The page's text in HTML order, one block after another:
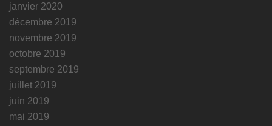
janvier 2020
décembre 2019
novembre 2019
octobre 2019
septembre 2019
juillet 2019
juin 2019
mai 2019